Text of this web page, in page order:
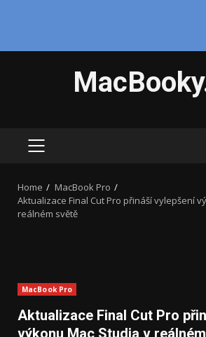
PRIMARY
Home
MacBook Pro
Aktualizace Final Cut Pro přináší vylepšení
reálném světě
MacBook Pro
Aktualizace Final Cut Pro
výkonu Mac Studia v